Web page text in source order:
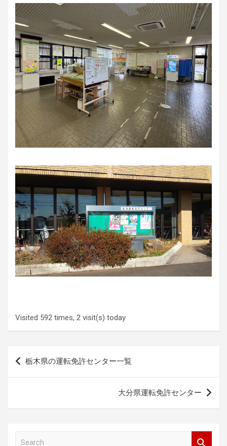
Visited 592 times, 2 visit(s) today
Post
navigation
栃木県の運転免許センター一覧
大分県運転免許センター